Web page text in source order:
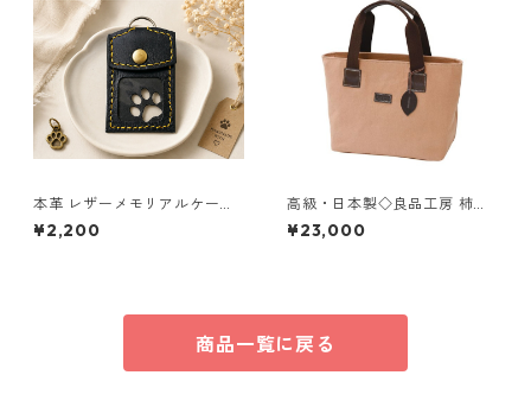
本革 レザーメモリアルケース
黒 クリア窓 肉球 ペット遺毛ケ
ース ハンドメイド
¥2,200
高級・日本製◇良品工房 柿渋
染トートバッグ◇ハンドバッ
グ 大人ナチュラル 日本製【約
¥23,000
商品一覧に戻る